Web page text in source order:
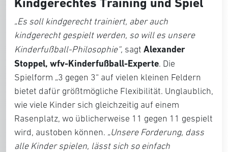
Kindgerechtes Training und Spiel
„Es soll kindgerecht trainiert, aber auch
kindgerecht gespielt werden, so will es unsere
Kinderfußball-Philosophie“, sagt Alexander
Stoppel, wfv-Kinderfußball-Experte. Die
Spielform „3 gegen 3“ auf vielen kleinen Feldern
bietet dafür größtmögliche Flexibilität. Unglaublich,
wie viele Kinder sich gleichzeitig auf einem
Rasenplatz, wo üblicherweise 11 gegen 11 gespielt
wird, austoben können. „Unsere Forderung, dass
alle Kinder spielen, lässt sich so einfach